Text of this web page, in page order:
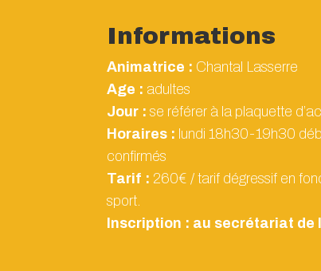
Informations
Animatrice : Chantal Lasserre
Age : adultes
Jour : se référer à la plaquette
Horaires : lundi 18h30-19h30
confirmés
Tarif : 260€ / tarif dégressif en
sport.
Inscription : au secrétariat de